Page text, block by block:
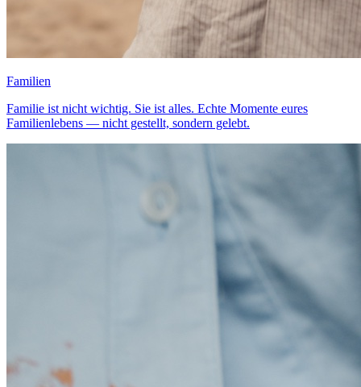
Familien
Familie ist nicht wichtig. Sie ist alles. Echte Momente eures
Familienlebens — nicht gestellt, sondern gelebt.